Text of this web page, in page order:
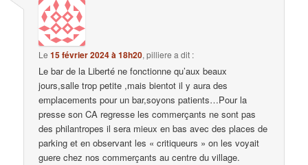
Le15 février 2024 à 18h20,pilliere a dit :
Le bar de la Liberté ne fonctionne qu’aux beaux
jours,salle trop petite ,mais bientot il y aura des
emplacements pour un bar,soyons patients…Pour la
presse son CA regresse les commerçants ne sont pas
des philantropes il sera mieux en bas avec des places de
parking et en observant les « critiqueurs » on les voyait
guere chez nos commerçants au centre du village.